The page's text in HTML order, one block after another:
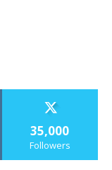
35,000
Followers